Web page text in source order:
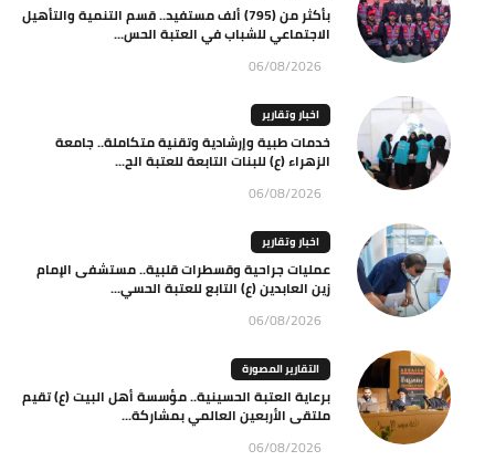
بأكثر من (795) ألف مستفيد.. قسم التنمية والتأهيل
الاجتماعي للشباب في العتبة الحس...
06/08/2026
اخبار وتقارير
خدمات طبية وإرشادية وتقنية متكاملة.. جامعة
الزهراء (ع) للبنات التابعة للعتبة الح...
06/08/2026
اخبار وتقارير
عمليات جراحية وقسطرات قلبية.. مستشفى الإمام
زين العابدين (ع) التابع للعتبة الحسي...
06/08/2026
التقارير المصورة
برعاية العتبة الحسينية.. مؤسسة أهل البيت (ع) تقيم
ملتقى الأربعين العالمي بمشاركة...
06/08/2026